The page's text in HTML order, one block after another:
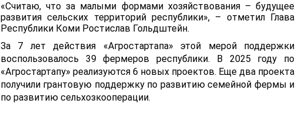
«Считаю, что за малыми формами хозяйствования – будущее
развития сельских территорий республики», – отметил Глава
Республики Коми Ростислав Гольдштейн.
За 7 лет действия «Агростартапа» этой мерой поддержки
воспользовалось 39 фермеров республики. В 2025 году по
«Агростартапу» реализуются 6 новых проектов. Еще два проекта
получили грантовую поддержку по развитию семейной фермы и
по развитию сельхозкооперации.